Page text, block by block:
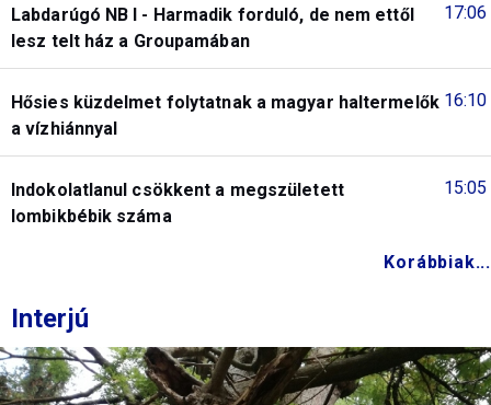
17:06
Labdarúgó NB I - Harmadik forduló, de nem ettől
lesz telt ház a Groupamában
16:10
Hősies küzdelmet folytatnak a magyar haltermelők
a vízhiánnyal
15:05
Indokolatlanul csökkent a megszületett
lombikbébik száma
Korábbiak...
Interjú